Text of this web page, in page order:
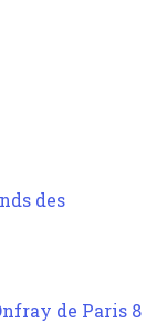
des
de Paris 8